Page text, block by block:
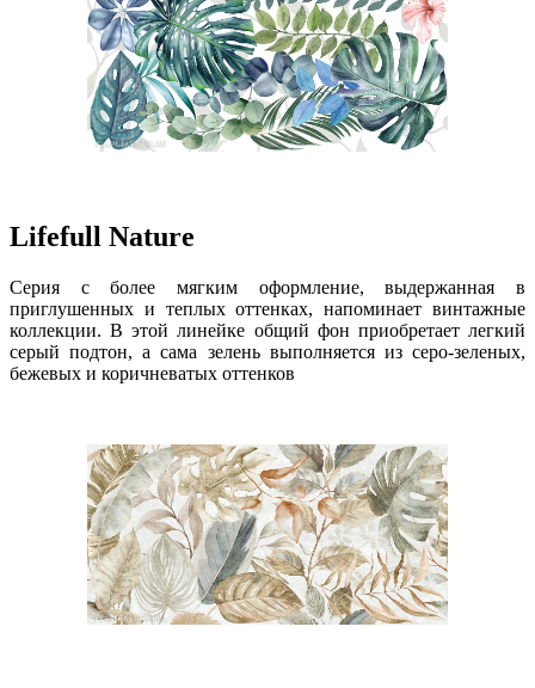
Lifefull Nature
Серия с более мягким оформление, выдержанная в
приглушенных и теплых оттенках, напоминает винтажные
коллекции. В этой линейке общий фон приобретает легкий
серый подтон, а сама зелень выполняется из серо-зеленых,
бежевых и коричневатых оттенков